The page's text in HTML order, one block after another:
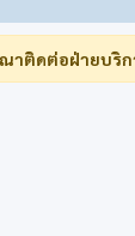
ติดต่อฝ่ายบริก